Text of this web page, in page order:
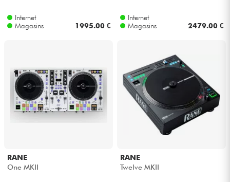
Câbles & Access.
HiFi
Internet
Magasins
1995.00 €
Internet
Magasins
2479.00 €
RANE
One MKII
RANE
Twelve MKII